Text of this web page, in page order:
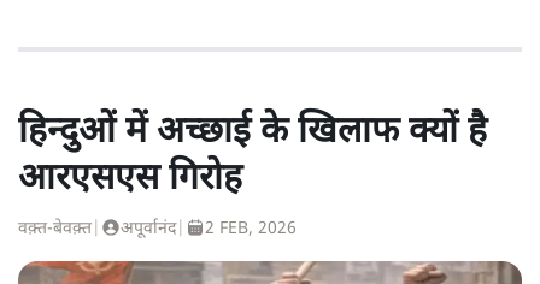
हिन्दुओं में अच्छाई के खिलाफ क्यों है
आरएसएस गिरोह
वक़्त-बेवक़्त अपूर्वानंद| 2 FEB, 2026